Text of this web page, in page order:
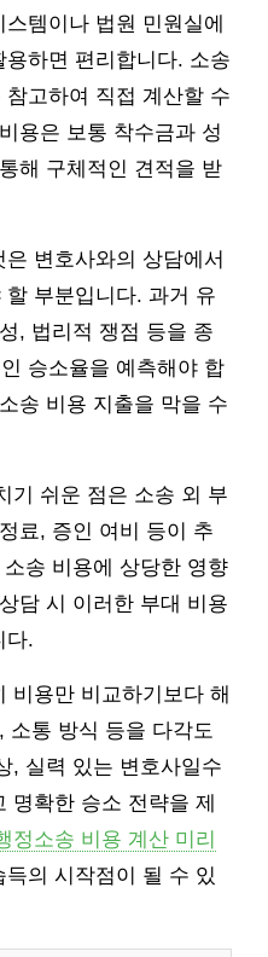
템이나 법원 민원실에
하면 편리합니다. 소송
고하여 직접 계산할 수
용은 보통 착수금과 성
해 구체적인 견적을 받
변호사와의 상담에서
부분입니다. 과거 유
, 법리적 쟁점 등을 종
승소율을 예측해야 합
송 비용 지출을 막을 수
기 쉬운 점은 소송 외 부
료, 증인 여비 등이 추
송 비용에 상당한 영향
담 시 이러한 부대 비용
다.
비용만 비교하기보다 해
소통 방식 등을 다각도
, 실력 있는 변호사일수
명확한 승소 전략을 제
정소송 비용 계산 미리
의 시작점이 될 수 있